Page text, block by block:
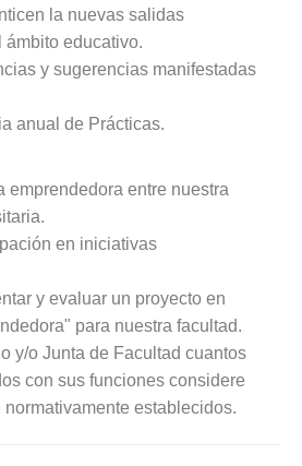
la nuevas salidas
ámbito educativo.
y sugerencias manifestadas
anual de Prácticas.
emprendedora entre nuestra
en iniciativas
y evaluar un proyecto en
para nuestra facultad.
y/o Junta de Facultad cuantos
con sus funciones considere
establecidos.